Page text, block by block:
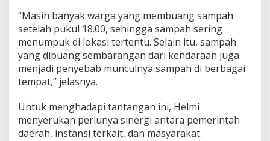
“Masih banyak warga yang membuang sampah
setelah pukul 18.00, sehingga sampah sering
menumpuk di lokasi tertentu. Selain itu, sampah
yang dibuang sembarangan dari kendaraan juga
menjadi penyebab munculnya sampah di berbagai
tempat,” jelasnya.
Untuk menghadapi tantangan ini, Helmi
menyerukan perlunya sinergi antara pemerintah
daerah, instansi terkait, dan masyarakat.